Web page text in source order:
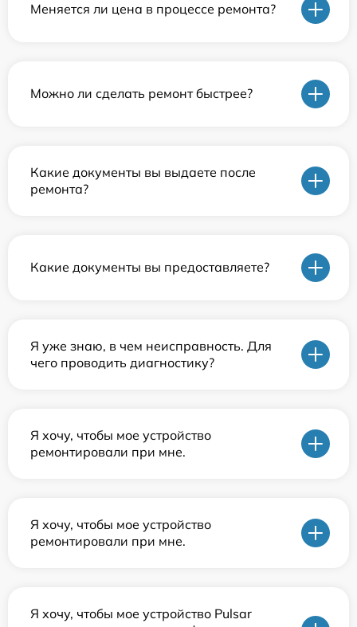
Меняется ли цена в процессе ремонта?
Можно ли сделать ремонт быстрее?
Какие документы вы выдаете после
ремонта?
Какие документы вы предоставляете?
Я уже знаю, в чем неисправность. Для
чего проводить диагностику?
Я хочу, чтобы мое устройство
ремонтировали при мне.
Я хочу, чтобы мое устройство
ремонтировали при мне.
Я хочу, чтобы мое устройство Pulsar